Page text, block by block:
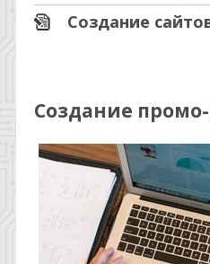
Создание
Создание